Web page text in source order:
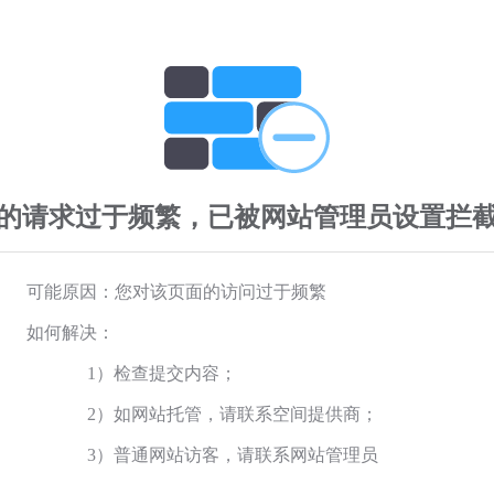
请求过于频繁，已被网站管理员设置拦
可能原因：您对该页面的访问过于频繁
如何解决：
1）检查提交内容；
2）如网站托管，请联系空间提供商；
3）普通网站访客，请联系网站管理员